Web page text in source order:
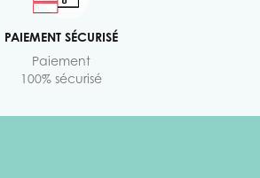
PAIEMENT SÉCURISÉ
Paiement
100% sécurisé